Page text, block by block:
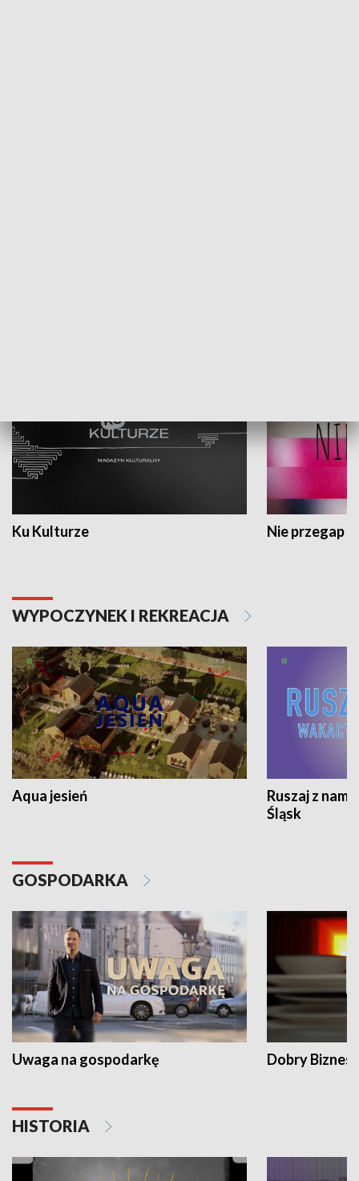
Ku Kulturze Nie przegap
WYPOCZYNEK I REKREACJA
Aqua jesień
Ruszaj z
Śląsk
GOSPODARKA
Uwaga na gospodarkę Dobry Biznes
HISTORIA